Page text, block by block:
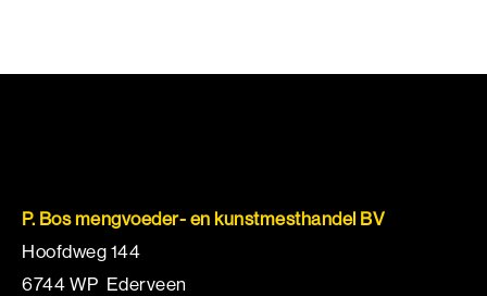
P. Bos mengvoeder- en kunstmesthandel BV
Hoofdweg 144
6744 WP Ederveen